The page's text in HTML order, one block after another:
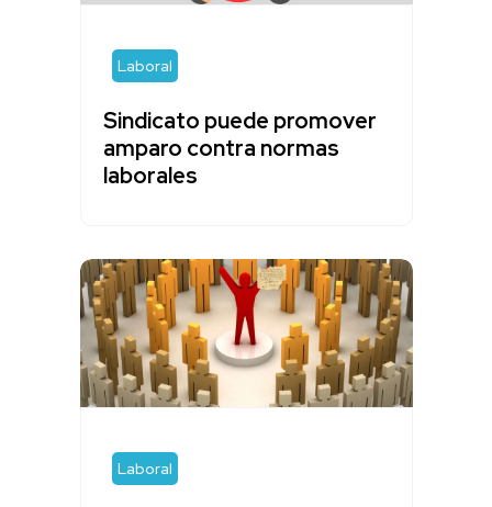
Laboral
Sindicato puede promover
amparo contra normas
laborales
Laboral